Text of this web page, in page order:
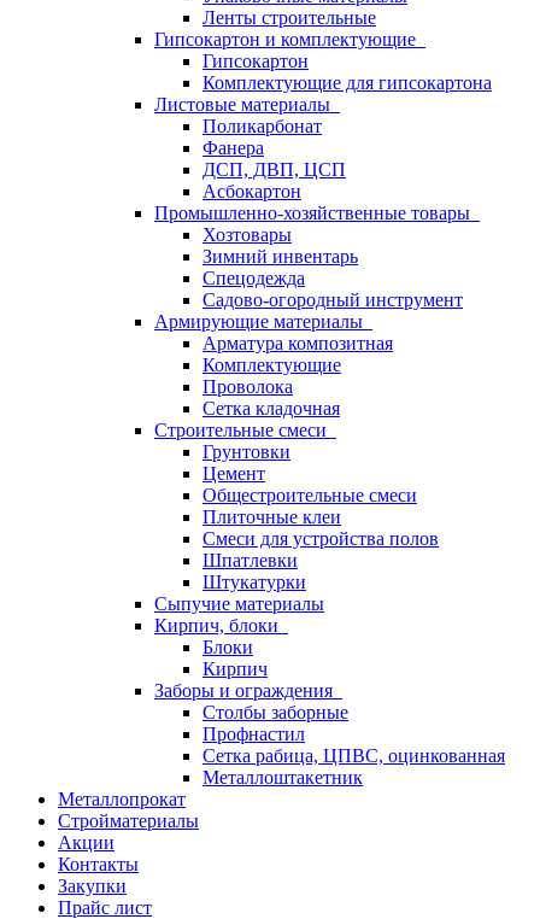
Ленты строительные
Гипсокартон и комплектующие
Гипсокартон
Комплектующие для гипсокартона
Листовые материалы
Поликарбонат
Фанера
ДСП, ДВП, ЦСП
Асбокартон
Промышленно-хозяйственные товары
Хозтовары
Зимний инвентарь
Спецодежда
Садово-огородный инструмент
Армирующие материалы
Арматура композитная
Комплектующие
Проволока
Сетка кладочная
Строительные смеси
Грунтовки
Цемент
Общестроительные смеси
Плиточные клеи
Смеси для устройства полов
Шпатлевки
Штукатурки
Сыпучие материалы
Кирпич, блоки
Блоки
Кирпич
Заборы и ограждения
Столбы заборные
Профнастил
Сетка рабица, ЦПВС, оцинкованная
Металлоштакетник
Металлопрокат
Стройматериалы
Акции
Контакты
Закупки
Прайс лист